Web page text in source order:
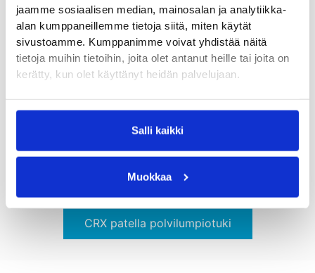
jaamme sosiaalisen median, mainosalan ja analytiikka-
alan kumppaneillemme tietoja siitä, miten käytät
sivustoamme. Kumppanimme voivat yhdistää näitä
tietoja muihin tietoihin, joita olet antanut heille tai joita on
kerätty, kun olet käyttänyt heidän palvelujaan.
Salli kaikki
Muokkaa
Hyppääjän polvessakipu on patellajänteen yläosassa.
Sinding-Larsen-Johanssonin- taudissaja polven
limapussin tulehduksessa ongelma on hieman
ylempänä jänteen kiinnityskohdan alueella.
NRX polvilumpiotuenavulla jänteeseen tuleva
kuormitus ja kipu voi vähentyä. Jalan
linjaushaasteisiin esimerkiksi
pohjalliset,Novaped lattajalan pohjallisettaiCurrex
CRX patella polvilumpiotuki